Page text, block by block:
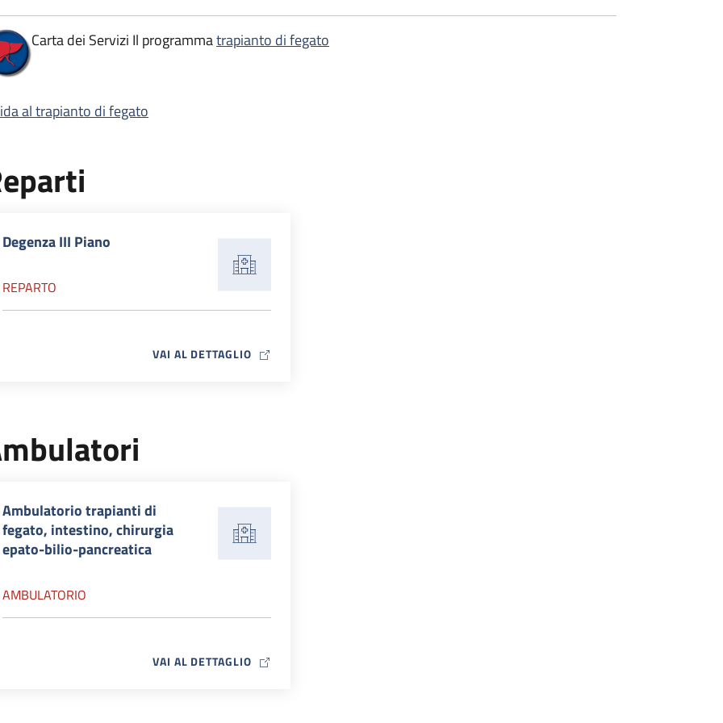
Carta dei Servizi Il programmatrapianto di fegato
al trapianto di fegato
Degenza III Piano
REPARTO
VAI AL DETTAGLIOMAP ICON
Ambulatorio trapianti di
fegato, intestino, chirurgia
epato-bilio-pancreatica
AMBULATORIO
VAI AL DETTAGLIOMAP ICON